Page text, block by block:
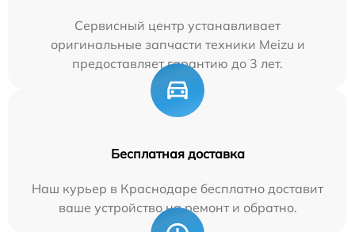
Сервисный центр устанавливает
оригинальные запчасти техники Meizu и
предоставляет гарантию до 3 лет.
Бесплатная доставка
Наш курьер в Краснодаре бесплатно доставит
ваше устройство на ремонт и обратно.